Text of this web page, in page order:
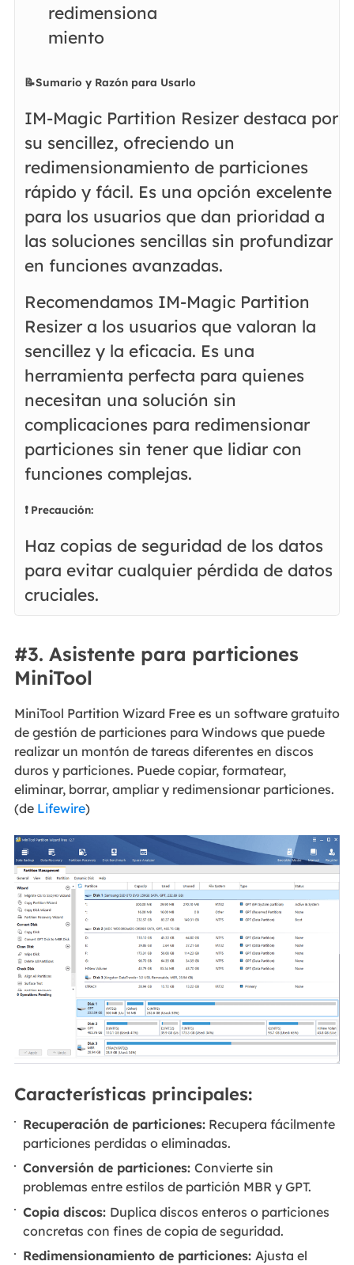
redimensiona
miento
📝Sumario y Razón para Usarlo
IM-Magic Partition Resizer destaca por
su sencillez, ofreciendo un
redimensionamiento de particiones
rápido y fácil. Es una opción excelente
para los usuarios que dan prioridad a
las soluciones sencillas sin profundizar
en funciones avanzadas.
Recomendamos IM-Magic Partition
Resizer a los usuarios que valoran la
sencillez y la eficacia. Es una
herramienta perfecta para quienes
necesitan una solución sin
complicaciones para redimensionar
particiones sin tener que lidiar con
funciones complejas.
❗ Precaución:
Haz copias de seguridad de los datos
para evitar cualquier pérdida de datos
cruciales.
#3. Asistente para particiones
MiniTool
MiniTool Partition Wizard Free es un software gratuito
de gestión de particiones para Windows que puede
realizar un montón de tareas diferentes en discos
duros y particiones. Puede copiar, formatear,
eliminar, borrar, ampliar y redimensionar particiones.
(de Lifewire)
Características principales:
Recuperación de particiones: Recupera fácilmente
particiones perdidas o eliminadas.
Conversión de particiones:Convierte sin
problemas entre estilos de partición MBR y GPT.
Copia discos: Duplica discos enteros o particiones
concretas con fines de copia de seguridad.
Redimensionamiento de particiones:Ajusta el